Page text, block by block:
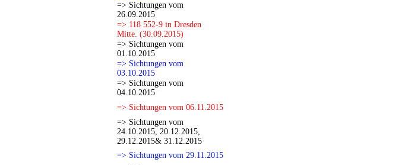
=> Sichtungen vom
26.09.2015
=> 118 552-9 in Dresden
Mitte. (30.09.2015)
=> Sichtungen vom
01.10.2015
=> Sichtungen vom
03.10.2015
=> Sichtungen vom
04.10.2015
=> Sichtungen vom 06.11.2015
=> Sichtungen vom
24.10.2015, 20.12.2015,
29.12.2015& 31.12.2015
=> Sichtungen vom 29.11.2015